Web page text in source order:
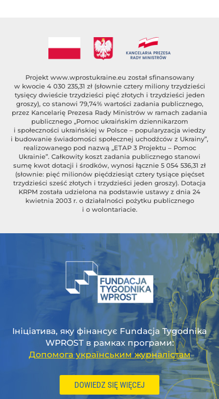
Projekt www.wprostukraine.eu został sfinansowany
w kwocie 4 030 235,31 zł (słownie cztery miliony trzydzieści
tysięcy dwieście trzydzieści pięć złotych i trzydzieści jeden
groszy), co stanowi 79,74% wartości zadania publicznego,
przez Kancelarię Prezesa Rady Ministrów w ramach zadania
publicznego „Pomoc ukraińskim dziennikarzom
i społeczności ukraińskiej w Polsce – popularyzacja wiedzy
i budowanie świadomości społecznej uchodźców z Ukrainy”,
realizowanego pod nazwą „ETAP 3 Projektu – Pomoc
Ukrainie”. Całkowity koszt zadania publicznego stanowi
sumę kwot dotacji i środków, wynosi łącznie 5 054 536,31 zł
(słownie: pięć milionów pięćdziesiąt cztery tysiące pięćset
trzydzieści sześć złotych i trzydzieści jeden groszy). Dotacja
KRPM została udzielona na podstawie ustawy z dnia 24
kwietnia 2003 r. o działalności pożytku publicznego
i o wolontariacie.
Ініціатива, яку фінансує Fundacja Tygodnika
WPROST в рамках програми:
Допомога українським журналістам
DOWIEDZ SIĘ WIĘCEJ